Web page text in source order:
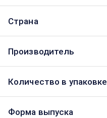
Страна
Производитель
Количество в упаковке
Форма выпуска